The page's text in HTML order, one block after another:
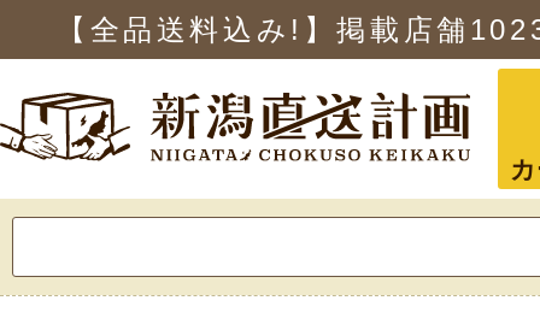
【全品送料込み!】掲載店舗
索: